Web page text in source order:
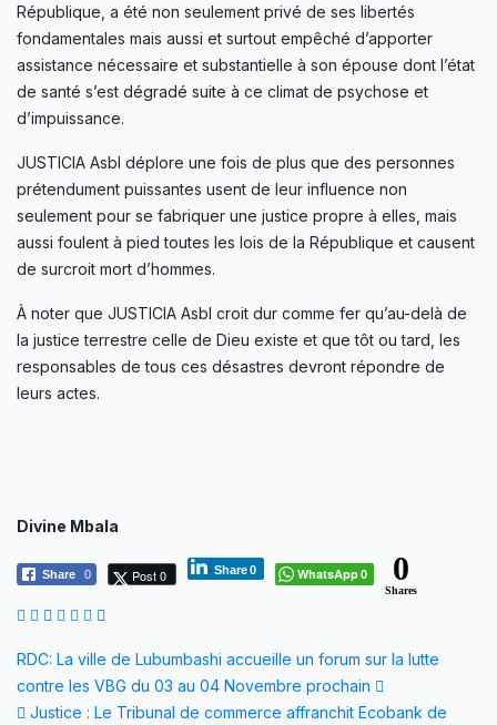
République, a été non seulement privé de ses libertés
fondamentales mais aussi et surtout empêché d’apporter
assistance nécessaire et substantielle à son épouse dont l’état
de santé s’est dégradé suite à ce climat de psychose et
d’impuissance.
JUSTICIA Asbl déplore une fois de plus que des personnes
prétendument puissantes usent de leur influence non
seulement pour se fabriquer une justice propre à elles, mais
aussi foulent à pied toutes les lois de la République et causent
de surcroit mort d’hommes.
À noter que JUSTICIA Asbl croit dur comme fer qu’au-delà de
la justice terrestre celle de Dieu existe et que tôt ou tard, les
responsables de tous ces désastres devront répondre de
leurs actes.
Divine Mbala
Share 0 Post 0 Share0 WhatsApp0 0
Shares
Navigation
de
RDC: La ville de Lubumbashi accueille un forum sur la lutte
contre les VBG du 03 au 04 Novembre prochain
Justice : Le Tribunal de commerce affranchit Ecobank de